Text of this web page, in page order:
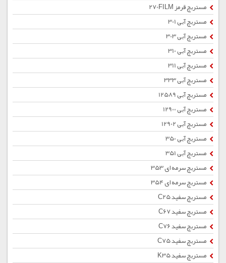
مستربچ قرمز 270FILM
مستربچ آبی 301
مستربچ آبی 303
مستربچ آبی 310
مستربچ آبی 311
مستربچ آبی 333
مستربچ آبی 12589
مستربچ آبی 12900
مستربچ آبی 12902
مستربچ آبی 350
مستربچ آبی 351
مستربچ سرمه ای 353
مستربچ سرمه ای 354
مستربچ سفید C25
مستربچ سفید C67
مستربچ سفید C76
مستربچ سفید C75
مستربچ سفید K35